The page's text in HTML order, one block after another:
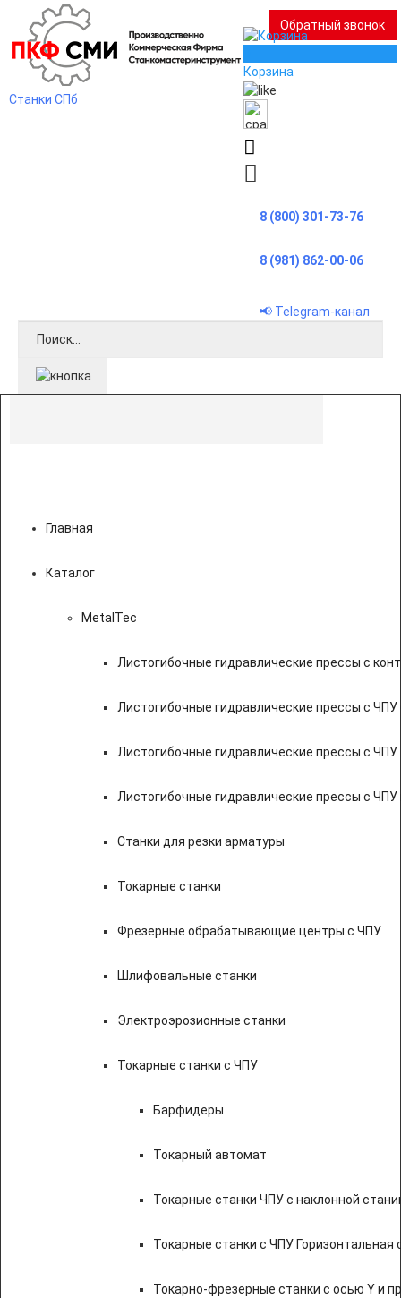
Станки СПб
Обратный звонок
Корзина
8 (800) 301-73-76
8 (981) 862-00-06
📢 Telegram-канал
Главная
Каталог
MetalTec
Листогибочные гидравлические прессы с
Листогибочные гидравлические прессы с
Листогибочные гидравлические прессы с ЧПУ
Листогибочные гидравлические прессы с
Станки для резки арматуры
Токарные станки
Фрезерные обрабатывающие центры с ЧПУ
Шлифовальные станки
Электроэрозионные станки
Токарные станки с ЧПУ
Барфидеры
Токарный автомат
Токарные станки ЧПУ c наклонной
Токарные станки с ЧПУ Горизонтальная
Токарно-фрезерные станки с осью Y и